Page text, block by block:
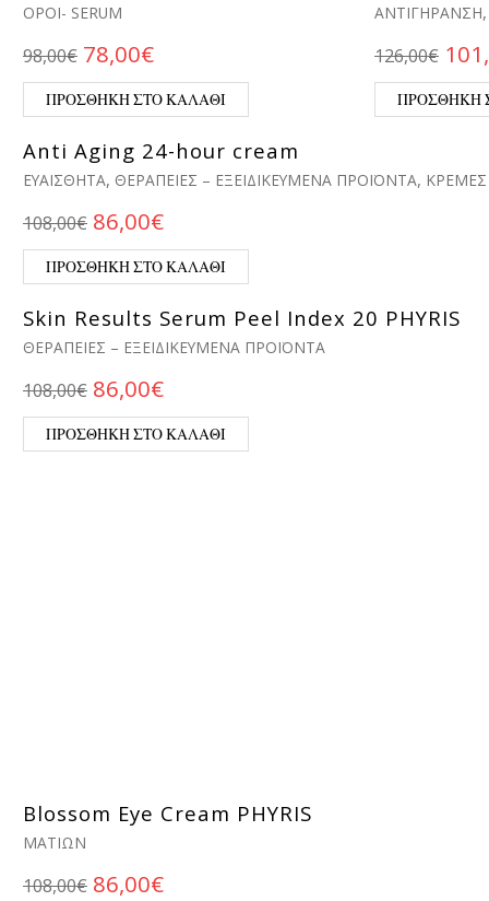
ΟΡΟΊ- SERUM
98,00€ Original price was: 98,00€.
78,00€Η τρέχουσα τιμή είναι: 78,00€.
ΠΡΟΣΘΉΚΗ ΣΤΟ ΚΑΛΆΘΙ
ΑΝΤΙΓΉΡΑΝΣΗ
126,00€
ΠΡΟΣΘΉΚΗ
Anti Aging 24-hour cream
ΕΥΑΊΣΘΗΤΑ, ΘΕΡΑΠΕΊΕΣ – ΕΞΕΙΔΙΚΕΥΜΈΝΑ ΠΡΟΪΌΝΤΑ,
108,00€ Original price was: 108,00€.
86,00€Η τρέχουσα τιμή είναι:
ΠΡΟΣΘΉΚΗ ΣΤΟ ΚΑΛΆΘΙ
Skin Results Serum Peel Index 20 PHYRIS
ΘΕΡΑΠΕΊΕΣ – ΕΞΕΙΔΙΚΕΥΜΈΝΑ ΠΡΟΪΌΝΤΑ
108,00€ Original price was: 108,00€.
86,00€Η τρέχουσα τιμή είναι:
ΠΡΟΣΘΉΚΗ ΣΤΟ ΚΑΛΆΘΙ
Blossom Eye Cream PHYRIS
ΜΑΤΙΏΝ
108,00€ Original price was: 108,00€.
86,00€Η τρέχουσα τιμή είναι: